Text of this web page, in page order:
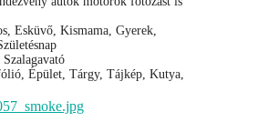
Esküvő, Kismama, Gyerek,
Szalagavató
Épület, Tárgy, Tájkép, Kutya,